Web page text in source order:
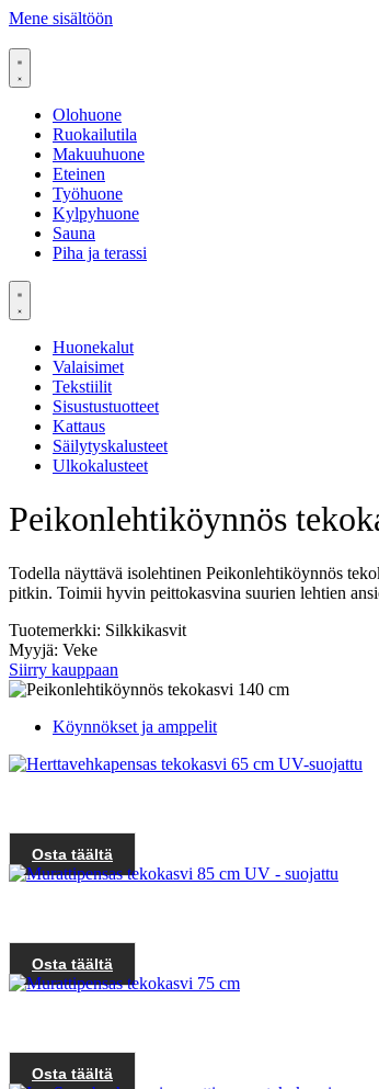
Mene sisältöön
Olohuone
Ruokailutila
Makuuhuone
Eteinen
Työhuone
Kylpyhuone
Sauna
Piha ja terassi
Huonekalut
Valaisimet
Tekstiilit
Sisustustuotteet
Kattaus
Säilytyskalusteet
Ulkokalusteet
Peikonlehtiköynnös
Todella näyttävä isolehtinen Peikonlehtiköynnös
pitkin. Toimii hyvin peittokasvina suurien lehtien
Tuotemerkki: Silkkikasvit
Myyjä: Veke
Siirry kauppaan
Köynnökset ja amppelit
Osta täältä
Osta täältä
Osta täältä